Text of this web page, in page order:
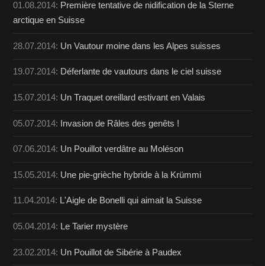
01.08.2014: Première tentative de nidification de la Sterne
arctique en Suisse
28.07.2014: Un Vautour moine dans les Alpes suisses
19.07.2014: Déferlante de vautours dans le ciel suisse
15.07.2014: Un Traquet oreillard estivant en Valais
05.07.2014: Invasion de Râles des genêts !
07.06.2014: Un Pouillot verdâtre au Moléson
15.05.2014: Une pie-grièche hybride à la Krümmi
11.04.2014: L'Aigle de Bonelli qui aimait la Suisse
05.04.2014: Le Tarier mystère
23.02.2014: Un Pouillot de Sibérie à Paudex